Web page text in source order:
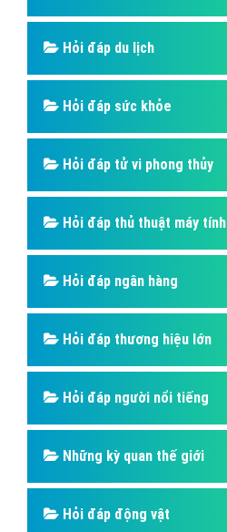
Hỏi đáp du lịch
Hỏi đáp sức khỏe
Hỏi đáp tử vi phong thủy
Hỏi đáp thủ thuật máy tính
Hỏi đáp ngân hàng
Hỏi đáp thương hiệu lớn
Hỏi đáp người nổi tiếng
Những kỳ quan thế giới
Hỏi đáp động vật